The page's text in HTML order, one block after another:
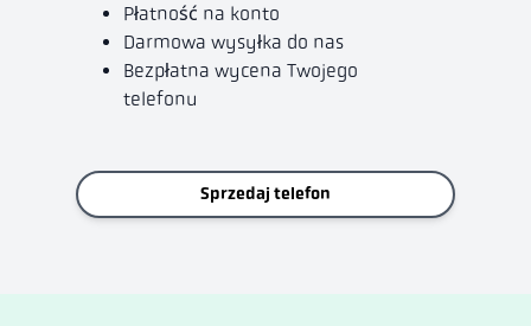
Płatność na konto
Darmowa wysyłka do nas
Bezpłatna wycena Twojego
telefonu
Sprzedaj telefon